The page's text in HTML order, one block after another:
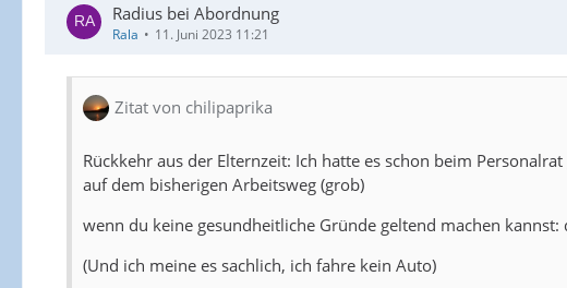
Radius bei Abordnung
Rala 11. Juni 2023 11:21
Zitat von chilipaprika
Rückkehr aus der Elternzeit: Ich hatte es schon beim
auf dem bisherigen Arbeitsweg (grob)
wenn du keine gesundheitliche Gründe geltend machen kannst:
(Und ich meine es sachlich, ich fahre kein Auto)